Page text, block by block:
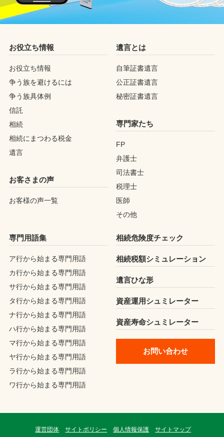
お役立ち情報
お役立ち情報
争う族を避けるには
争う族具体例
信託
相続
相続にまつわる税金
遺言
お客さまの声
お客様の声一覧
遺言とは
自筆証書遺言
公正証書遺言
秘密証書遺言
専門家たち
FP
弁護士
司法書士
税理士
医師
その他
専門用語集
ア行から始まる専門用語
カ行から始まる専門用語
サ行から始まる専門用語
タ行から始まる専門用語
ナ行から始まる専門用語
ハ行から始まる専門用語
マ行から始まる専門用語
ヤ行から始まる専門用語
ラ行から始まる専門用語
ワ行から始まる専門用語
相続危険度チェック
相続税額シミュレーション
遺言ひな形
資産運用シュミレーター
資産寿命シュミレーター
お問い合わせ
運営団体 サイトポリシー 個人情報保護 サイトマップ